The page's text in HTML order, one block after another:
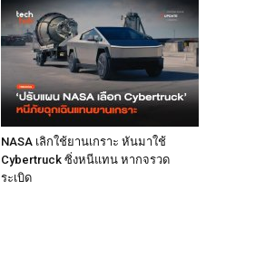
NASA เลิกใช้ยานเกราะ หันมาใช้
Cybertruck ซิ่งหนีแทน หากจรวด
ระเบิด